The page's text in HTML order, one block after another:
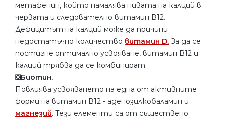
метафенин, който намалява нивата на калций в
червата и следователно витамин В12.
Дефицитът на калций може да причини
недостатъчно количество витамин D. За да се
постигне оптимално усвояване, витамин B12 и
калций трябва да се комбинират.
❎Биотин.
Повлиява усвояването на една от активните
форми на витамин В12 - аденозилкобаламин и
магнезий. Тези елементи са от съществено